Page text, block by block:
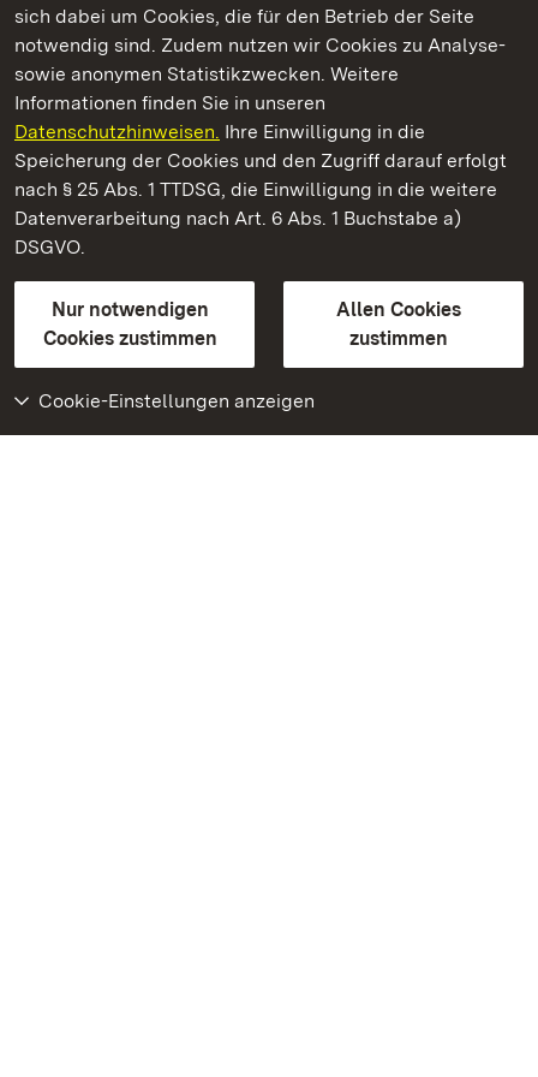
sich dabei um Cookies, die für den Betrieb der Seite
notwendig sind. Zudem nutzen wir Cookies zu Analyse-
sowie anonymen Statistikzwecken. Weitere
Informationen finden Sie in unseren
Datenschutzhinweisen. Ihre Einwilligung in die
Speicherung der Cookies und den Zugriff darauf erfolgt
nach § 25 Abs. 1 TTDSG, die Einwilligung in die weitere
Datenverarbeitung nach Art. 6 Abs. 1 Buchstabe a)
DSGVO.
Nur notwendigen
Cookies zustimmen
Allen Cookies
zustimmen
Cookie-Einstellungen anzeigen
Staatliche Schlösser und Gärten Baden‑Württemberg
Staatliche Schlösser und Gärten Baden-Württemberg
Kontakt
GebärdenspracheLeichte Sprache
Erklärung zur Barrierefreiheit
BITV-konform (geprüfte Seiten)
Weiteres